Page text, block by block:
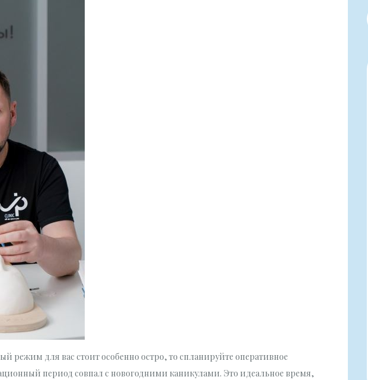
режим для вас стоит особенно остро, то спланируйте оперативное
период совпал с новогодними каникулами. Это идеальное время,